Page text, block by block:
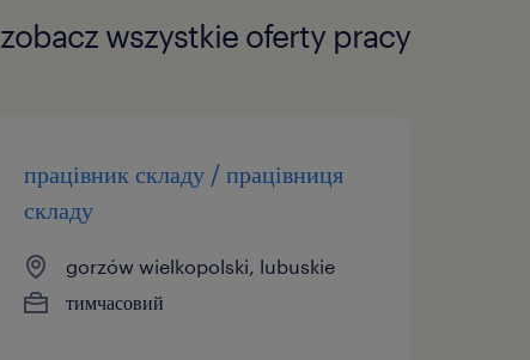
zobacz wszystkie oferty pracy
працівник складу / працівниця
складу
gorzów wielkopolski, lubuskie
тимчасовий